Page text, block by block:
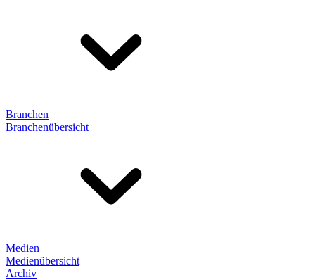
Branchen
Branchenübersicht
Medien
Medienübersicht
Archiv